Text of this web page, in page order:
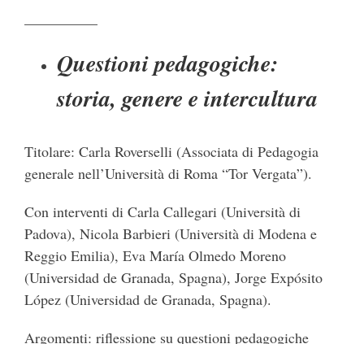
Questioni pedagogiche:
storia, genere e intercultura
Titolare: Carla Roverselli (Associata di Pedagogia
generale nell’Università di Roma “Tor Vergata”).
Con interventi di Carla Callegari (Università di
Padova), Nicola Barbieri (Università di Modena e
Reggio Emilia), Eva María Olmedo Moreno
(Universidad de Granada, Spagna), Jorge Expósito
López (Universidad de Granada, Spagna).
Argomenti: riflessione su questioni pedagogiche